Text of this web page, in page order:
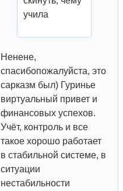
учила
Ненене,
спасибопожалуйста, это
сарказм был) Гуринье
виртуальный привет и
финансовых успехов.
Учёт, контроль и все
такое хорошо работает
в стабильной системе, в
ситуации
нестабильности